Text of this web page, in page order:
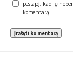
puslapį, kad jų
komentarą.